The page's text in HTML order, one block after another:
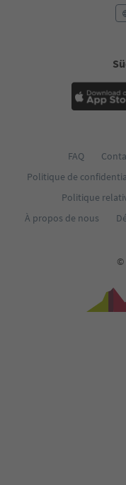
FAQ
Politique de
Politique
À propos de nous
©